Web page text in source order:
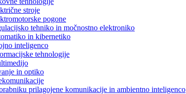
stroje
pogone
tehniko in močnostno elektroniko
in kibernetiko
inteligenco
tehnologije
in optiko
prilagojene komunikacije in ambientno inteligenco